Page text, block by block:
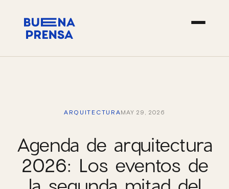
ARQUITECTURA MAY 29, 2026
Agenda de arquitectura
2026: Los eventos de